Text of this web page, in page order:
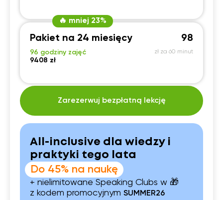
🔥 mniej 23%
Pakiet na 24 miesięcy
96 godziny zajęć
9408 zł
98
zł za 60 minut
Zarezerwuj bezpłatną lekcję
All-inclusive dla wiedzy i
praktyki tego lata
Do 45% na naukę
+ nielimitowane Speaking Clubs w 🎁
z kodem promocyjnym SUMMER26